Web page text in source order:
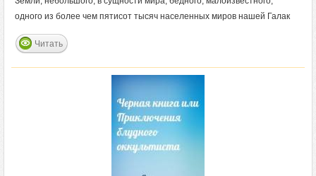
одного из более чем пятисот тысяч населенных миров нашей Галак
Читать